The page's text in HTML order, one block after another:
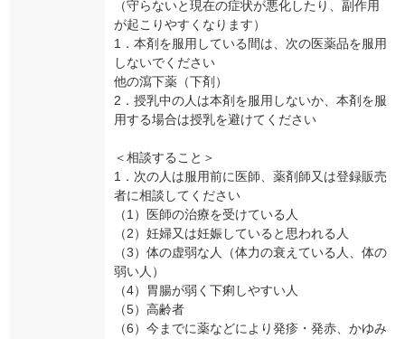
（守らないと現在の症状が悪化したり、副作用
が起こりやすくなります）
1．本剤を服用している間は、次の医薬品を服用
しないでください
他の瀉下薬（下剤）
2．授乳中の人は本剤を服用しないか、本剤を服
用する場合は授乳を避けてください
＜相談すること＞
1．次の人は服用前に医師、薬剤師又は登録販売
者に相談してください
（1）医師の治療を受けている人
（2）妊婦又は妊娠していると思われる人
（3）体の虚弱な人（体力の衰えている人、体の
弱い人）
（4）胃腸が弱く下痢しやすい人
（5）高齢者
（6）今までに薬などにより発疹・発赤、かゆみ